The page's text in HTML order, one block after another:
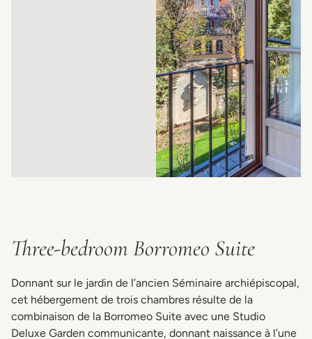
Three-bedroom Borromeo Suite
Donnant sur le jardin de l’ancien Séminaire archiépiscopal,
cet hébergement de trois chambres résulte de la
combinaison de la Borromeo Suite avec une Studio
Deluxe Garden communicante, donnant naissance à l’une